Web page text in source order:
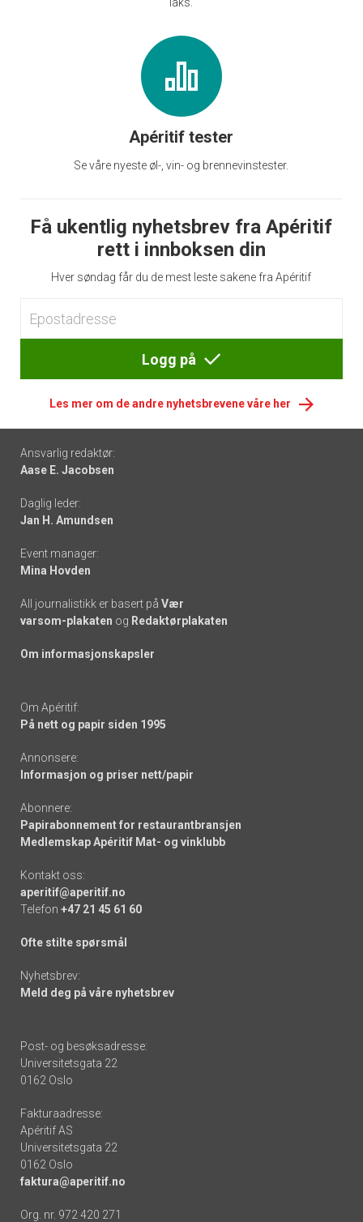
Apéritif tester
Se våre nyeste øl-, vin- og brennevinstester.
Få ukentlig nyhetsbrev fra Apéritif
rett i innboksen din
Hver søndag får du de mest leste sakene fra Apéritif
Logg på
Les mer om de andre nyhetsbrevene våre her
Footer
-
links
Ansvarlig redaktør:
Aase E. Jacobsen
Daglig leder:
Jan H. Amundsen
Event manager:
Mina Hovden
All journalistikk er basert på Vær
varsom-plakaten og Redaktørplakaten
Om informasjonskapsler
Om Apéritif:
På nett og papir siden 1995
Annonsere:
Informasjon og priser nett/papir
Abonnere:
Papirabonnement for restaurantbransjen
Medlemskap Apéritif Mat- og vinklubb
Kontakt oss:
aperitif@aperitif.no
Telefon +47 21 45 61 60
Ofte stilte spørsmål
Nyhetsbrev:
Meld deg på våre nyhetsbrev
Post- og besøksadresse:
Universitetsgata 22
0162 Oslo
Fakturaadresse:
Apéritif AS
Universitetsgata 22
0162 Oslo
faktura@aperitif.no
Org. nr. 972 420 271